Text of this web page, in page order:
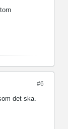
#6
det ska.